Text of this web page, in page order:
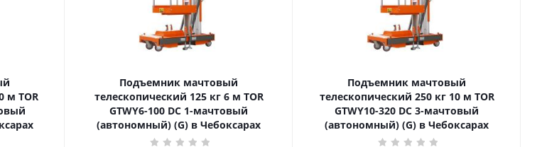
Подъемник мачтовый
телескопический 125 кг 6 м TOR
GTWY6-100 DC 1-мачтовый
(автономный) (G) в Чебоксарах
Подъемник мачтовый
телескопический 250 кг 10 м TOR
GTWY10-320 DC 3-мачтовый
(автономный) (G) в Чебоксарах